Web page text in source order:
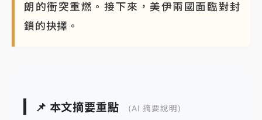
朗的衝突重燃。接下來，美伊兩國面臨對封
鎖的抉擇。
📌 本文摘要重點 (AI 摘要說明)